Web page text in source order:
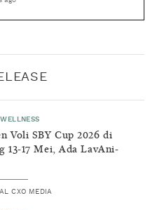
WELLNESS
Voli SBY Cup 2026 di
13-17 Mei, Ada LavAni-
CXO MEDIA